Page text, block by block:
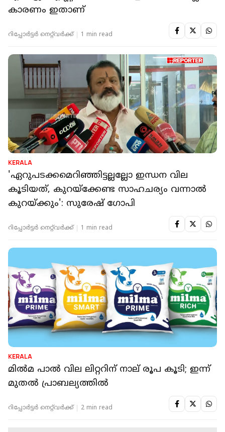
കാരണം ഇതാണ്
റിപ്പോർട്ടർ നെറ്റ്‌വര്‍ക്ക്‌ 1 min read
KERALA
'ഏറുപടക്കമെറിഞ്ഞിട്ടല്ലല്ലോ ഇന്ധന വില
കൂടിയത്, കുറയ്‌ക്കേണ്ട സാഹചര്യം വന്നാൽ
കുറയ്ക്കും': സുരേഷ് ​ഗോപി
റിപ്പോർട്ടർ നെറ്റ്‌വര്‍ക്ക്‌ 1 min read
KERALA
മില്‍മ പാല്‍ വില ലിറ്ററിന് നാല് രൂപ കൂടി; ഇന്ന്
മുതല്‍ പ്രാബല്യത്തിൽ
റിപ്പോർട്ടർ നെറ്റ്‌വര്‍ക്ക്‌ 2 min read